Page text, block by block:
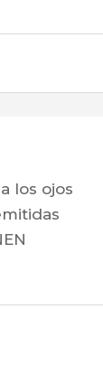
los ojos